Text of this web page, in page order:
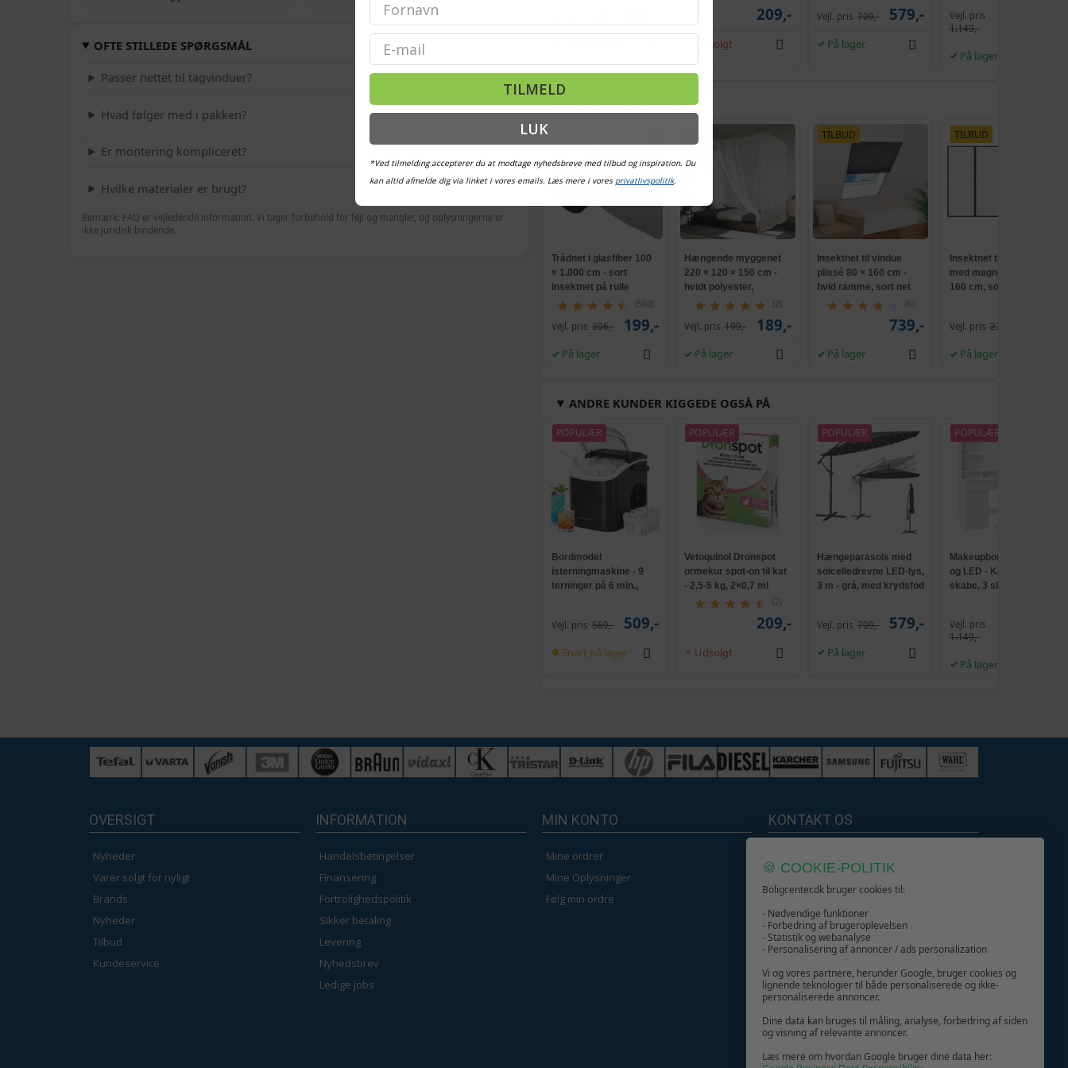
OFTE STILLEDE SPØRGSMÅL
Passer nettet til tagvinduer?
Hvad følger med i pakken?
Er montering kompliceret?
Hvilke materialer er brugt?
Bemærk: FAQ er vejledende information. Vi tager forbehold for fejl og mangler, og oplysningerne er
ikke juridisk bindende.
209,-
Udsolgt
Vejl. pris 709,- 579,-
På lager
uden værktøj - cloud
hvid
Vejl. pris
1.149,-
På lager
ALTERNATIVE VARER
Trådnet i glasfiber 100
× 1.000 cm - sort
insektnet på rulle
(500)
Vejl. pris 306,- 199,-
På lager
Hængende myggenet
220 × 120 × 150 cm -
hvidt polyester,
rektangulært
(2)
Vejl. pris 199,- 189,-
På lager
TILBUD
Insektnet til vindue
plissé 80 × 160 cm -
hvid ramme, sort net
(6)
739,-
På lager
TILBUD
Insektnet til dør - 2 stk.
med magneter 230 ×
160 cm, sort
Vejl. pris 274,-
På lager
ANDRE KUNDER KIGGEDE OGSÅ PÅ
POPULÆR
Bordmodel
isterningmaskine - 9
terninger på 6 min.,
Vejl. pris 569,- 509,-
Snart på lager
POPULÆR
Vetoquinol Dronspot
ormekur spot-on til kat
- 2,5-5 kg, 2×0,7 ml
(2)
209,-
Udsolgt
POPULÆR
Hængeparasols med
solcelledrevne LED-lys,
3 m - grå, med krydsfod
Vejl. pris 709,- 579,-
På lager
POPULÆR
Makeupbord med spejl
og LED - Kailyn, 2
skabe, 3 skuffer, 5
uden værktøj - cloud
hvid
Vejl. pris
1.149,-
På lager
OVERSIGT
Nyheder
Varer solgt for nyligt
Brands
Nyheder
Tilbud
Kundeservice
INFORMATION
Handelsbetingelser
Finansering
Fortrolighedspolitik
Sikker betaling
Levering
Nyhedsbrev
Ledige jobs
MIN KONTO
Mine ordrer
Mine Oplysninger
Følg min ordre
KONTAKT OS
GIV GLÆDE MED ET GAVEKORT!
🍪 COOKIE-POLITIK
Boligcenter.dk bruger cookies til:
- Nødvendige funktioner
- Forbedring af brugeroplevelsen
- Statistik og webanalyse
- Personalisering af annoncer / ads personalization
Vi og vores partnere, herunder Google, bruger cookies og
lignende teknologier til både personaliserede og ikke-
personaliserede annoncer.
Dine data kan bruges til måling, analyse, forbedring af siden
og visning af relevante annoncer.
Læs mere om hvordan Google bruger dine data her:
Email
TILMELD
LUK
*Ved tilmelding accepterer du at modtage nyhedsbreve med tilbud og inspiration. Du
kan altid afmelde dig via linket i vores emails. Læs mere i vores privatlivspolitik.